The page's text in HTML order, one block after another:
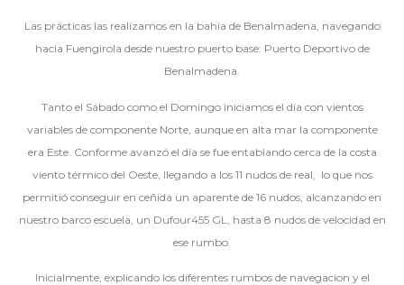
Las prácticas las realizamos en la bahia de Benalmadena, navegando
hacia Fuengirola desde nuestro puerto base: Puerto Deportivo de
Benalmadena.
Tanto el Sábado como el Domingo iniciamos el día con vientos
variables de componente Norte, aunque en alta mar la componente
era Este. Conforme avanzó el día se fue entablando cerca de la costa
viento térmico del Oeste, llegando a los 11 nudos de real, lo que nos
permitió conseguir en ceñida un aparente de 16 nudos, alcanzando en
nuestro barco escuela, un Dufour455 GL, hasta 8 nudos de velocidad en
ese rumbo.
Inicialmente, explicando los diferentes rumbos de navegacion y el